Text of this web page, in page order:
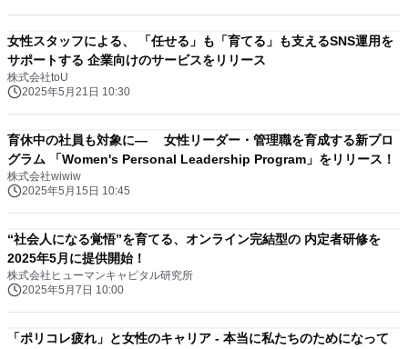
女性スタッフによる、 「任せる」も「育てる」も支えるSNS運用を
サポートする 企業向けのサービスをリリース
株式会社toU
2025年5月21日 10:30
育休中の社員も対象に― 女性リーダー・管理職を育成する新プロ
グラム 「Women's Personal Leadership Program」をリリース！
株式会社wiwiw
2025年5月15日 10:45
“社会人になる覚悟”を育てる、オンライン完結型の 内定者研修を
2025年5月に提供開始！
株式会社ヒューマンキャピタル研究所
2025年5月7日 10:00
「ポリコレ疲れ」と女性のキャリア - 本当に私たちのためになって